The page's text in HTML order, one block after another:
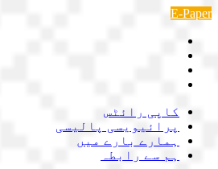
Skip
content
E-Paper
کاپی رائٹس
پرائیویسی پالیسی
ہمارے بارے میں
ہم سے رابطہ